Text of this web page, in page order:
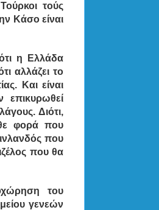
τούς
Κάσο είναι
η Ελλάδα
αλλάζει το
Και είναι
επικυρωθεί
Διότι,
φορά που
που
που θα
του
γενεών